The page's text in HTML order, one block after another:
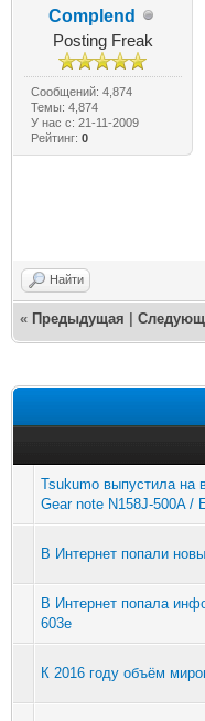
Complend
Posting Freak
Сообщений: 4,874
Темы: 4,874
У нас с: 21-11-2009
Рейтинг: 0
Найти
« Предыдущая
Tsukumo выпустила на
Gear note N158J-500A /
В Интернет попали
В Интернет попала
603e
К 2016 году объём